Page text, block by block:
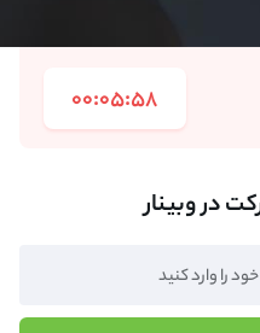
00:05:58
در وبینار